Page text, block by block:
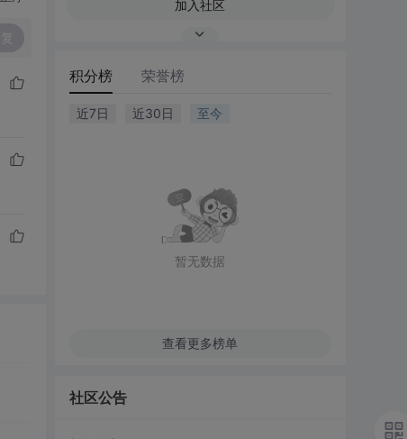
加入社区
积分榜 荣誉榜
近7日 近30日 至今
暂无数据
查看更多榜单
社区公告